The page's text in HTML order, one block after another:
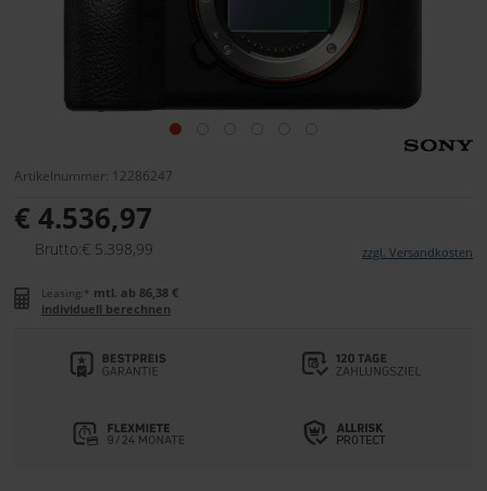
Artikelnummer: 12286247
€ 4.536,97
Brutto:€ 5.398,99 zzgl. Versandkosten
Leasing:* mtl. ab 86,38 €
individuell berechnen